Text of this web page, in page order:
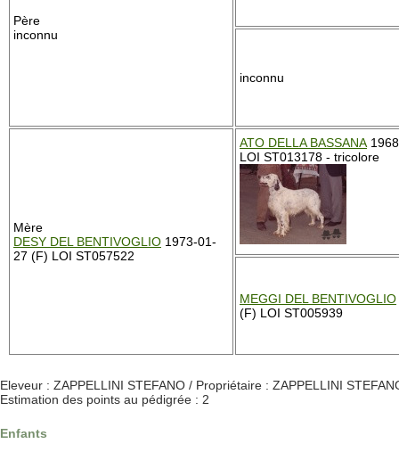
Père
inconnu
inconnu
Mère
DESY DEL BENTIVOGLIO 1973-01-
27 (F) LOI ST057522
ATO DELLA BASSANA
LOI ST013178 - tricolore
MEGGI DEL BENTIVOGLIO
(F) LOI ST005939
Eleveur : ZAPPELLINI STEFANO / Propriétaire : ZAPPELLINI
Estimation des points au pédigrée : 2
Enfants